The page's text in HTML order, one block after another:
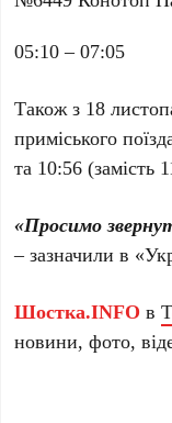
05:10 – 07:05
Також з 18
приміського
та 10:56 (замість
«Просимо
– зазначили в
Шостка.INFO в
новини, фото,